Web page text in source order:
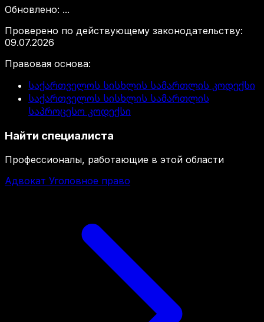
Обновлено: ...
Проверено по действующему законодательству:
09.07.2026
Правовая основа:
საქართველოს სისხლის სამართლის კოდექსი
საქართველოს სისხლის სამართლის
საპროცესო კოდექსი
Найти специалиста
Профессионалы, работающие в этой области
Адвокат Уголовное право